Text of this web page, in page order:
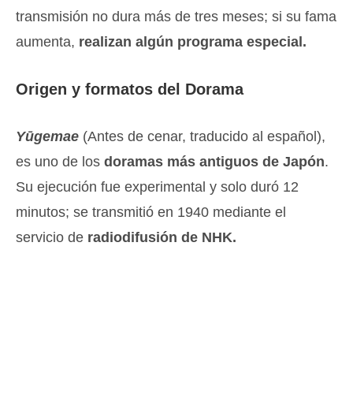
transmisión no dura más de tres meses; si su fama
aumenta, realizan algún programa especial.
Origen y formatos del Dorama
Yūgemae (Antes de cenar, traducido al español),
es uno de los doramas más antiguos de Japón.
Su ejecución fue experimental y solo duró 12
minutos; se transmitió en 1940 mediante el
servicio de radiodifusión de NHK.